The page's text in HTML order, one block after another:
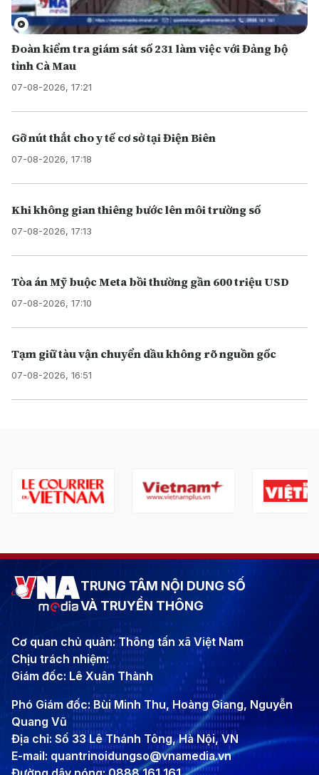
Đoàn kiểm tra giám sát số 231 làm việc với Đảng bộ
tỉnh Cà Mau
07-08-2026, 17:21
Gỡ nút thắt cho y tế cơ sở tại Điện Biên
07-08-2026, 17:18
Khi không gian thiêng bước lên môi trường số
07-08-2026, 17:13
Tòa án Mỹ buộc Meta bồi thường gần 600 triệu USD
07-08-2026, 17:10
Tạm giữ tàu vận chuyển dầu không rõ nguồn gốc
07-08-2026, 16:51
TRUNG TÂM NỘI DUNG SỐ
VÀ TRUYỀN THÔNG
Cơ quan chủ quản: Thông tấn xã Việt Nam
Chịu trách nhiệm:
Giám đốc: Lê Xuân Thành
Phó Giám đốc: Bùi Minh Thu, Hoàng Giang, Nguyễn
Quang Vũ
Địa chỉ: Số 33 Lê Thánh Tông, Hà Nội, VN
E-mail: quantrinoidungso@vnamedia.vn